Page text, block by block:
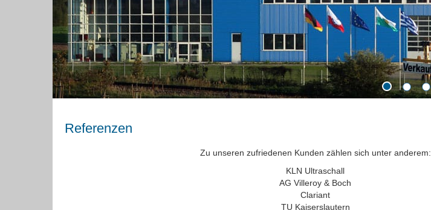
Referenzen
Zu unseren zufriedenen Kunden zählen sich unter anderem:
KLN Ultraschall
AG Villeroy & Boch
Clariant
TU Kaiserslautern